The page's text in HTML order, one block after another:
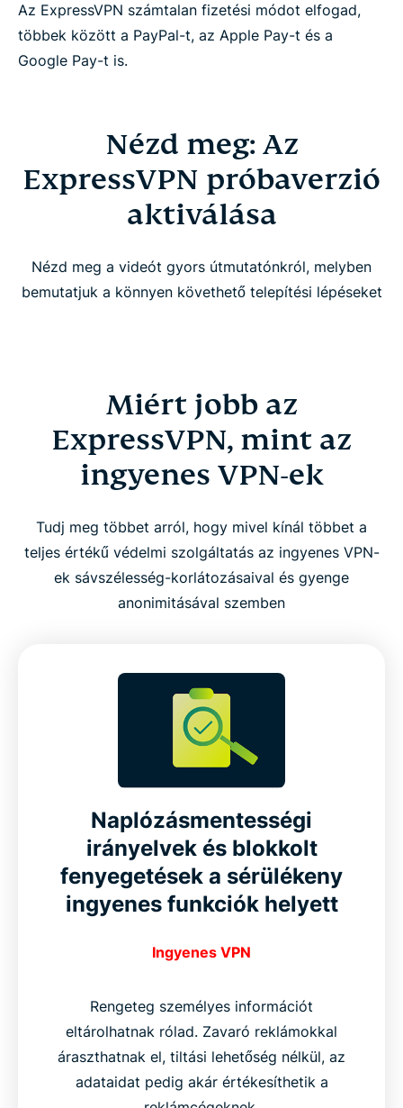
Az ExpressVPN számtalan fizetési módot elfogad,
többek között a PayPal-t, az Apple Pay-t és a
Google Pay-t is.
Nézd meg: Az
ExpressVPN próbaverzió
aktiválása
Nézd meg a videót gyors útmutatónkról, melyben
bemutatjuk a könnyen követhető telepítési lépéseket
Miért jobb az
ExpressVPN, mint az
ingyenes VPN-ek
Tudj meg többet arról, hogy mivel kínál többet a
teljes értékű védelmi szolgáltatás az ingyenes VPN-
ek sávszélesség-korlátozásaival és gyenge
anonimitásával szemben
Naplózásmentességi
irányelvek és blokkolt
fenyegetések a sérülékeny
ingyenes funkciók helyett
Ingyenes VPN
Rengeteg személyes információt
eltárolhatnak rólad. Zavaró reklámokkal
áraszthatnak el, tiltási lehetőség nélkül, az
adataidat pedig akár értékesíthetik a